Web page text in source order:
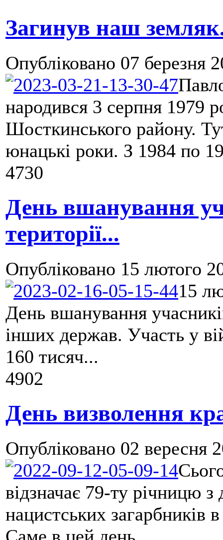
Загинув наш
Опубліковано 07 березня
народився 3 серпня 1979
Шосткинського району.
юнацькі роки. З 1984 по
4730
День вшанування
території...
Опубліковано 15 лютого
15
День вшанування
інших держав. Участь у
160 тисяч...
4902
День визволення
Опубліковано 02 вересня
відзначає 79-ту річницю
нацистських загарбників
Саме в цей день...